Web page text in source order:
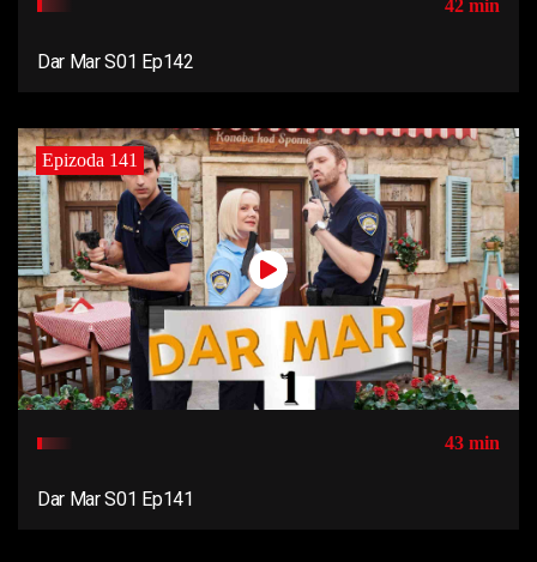
42 min
Dar Mar S01 Ep142
Epizoda 141
43 min
Dar Mar S01 Ep141